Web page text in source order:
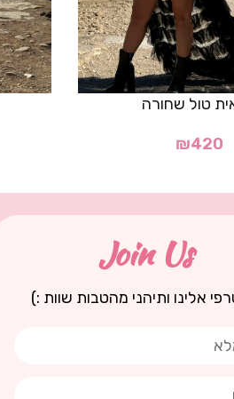
טול שחורה
₪420
Join Us
אלינו ותיהני מהטבות שוות :)